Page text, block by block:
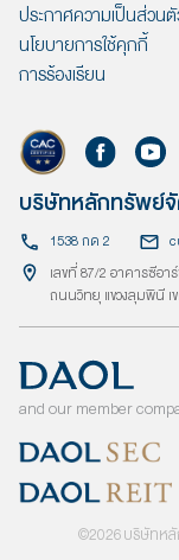
ประกาศความเป็นส่วน
นโยบายการใช้คุกกี้
การร้องเรียน
บริษัทหลักทรัพย์จั
1538 กด 2
เลขที่ 87/2 อาคารซีอ
ถนนวิทยุ แขวงลุมพินี เ
and our member
©2026บริษัทห